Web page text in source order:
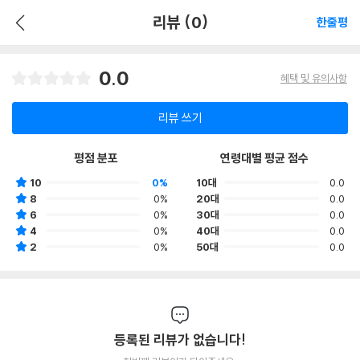
리뷰 (0) 한줄평
0.0 혜택 및 유의사항
리뷰 쓰기
평점 분포
10
0%
8
0%
6
0%
4
0%
2
0%
연령대별 평균 점수
10대
0.0
20대
0.0
30대
0.0
40대
0.0
50대
0.0
등록된 리뷰가 없습니다!